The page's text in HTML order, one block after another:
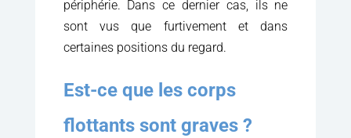
périphérie. Dans ce dernier cas, ils ne
sont vus que furtivement et dans
certaines positions du regard.
Est-ce que les corps
flottants sont graves ?